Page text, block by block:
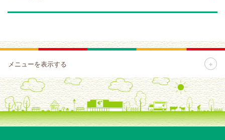
メニューを表示する +